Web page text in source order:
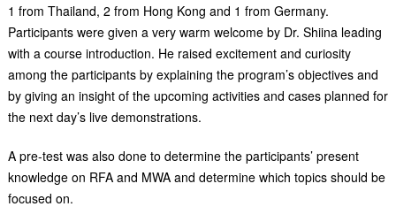
1 from Thailand, 2 from Hong Kong and 1 from Germany.
Participants were given a very warm welcome by Dr. Shiina leading
with a course introduction. He raised excitement and curiosity
among the participants by explaining the program’s objectives and
by giving an insight of the upcoming activities and cases planned for
the next day’s live demonstrations.
A pre-test was also done to determine the participants’ present
knowledge on RFA and MWA and determine which topics should be
focused on.